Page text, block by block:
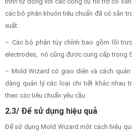
các bộ phận khuôn tiêu chuẩn đã có sẵn
xuất.
– Các bộ phận tùy chỉnh bao gồm lõi
electrodes, nó cũng được cung cấp trong
– Mold Wizard có giao diện và cách
dàng quản lý các loại chi tiết khác nhau
theo các tiêu chuẩn yêu cầu.
2.3/ Để sử dụng hiệu quả
Để sử dụng Mold Wizard một cách hiệu